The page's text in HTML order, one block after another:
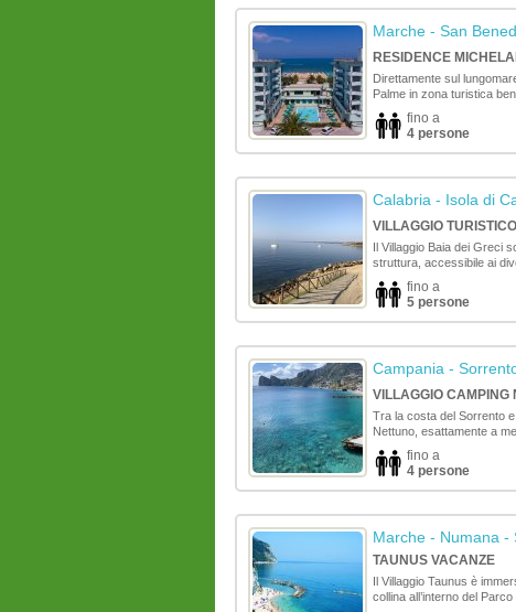
Marche- San
RESIDENCE
Direttamente sul
Palme in zona turistica
fino a
4 persone
Calabria - Isola di
VILLAGGIO
Il Villaggio Baia dei Greci
struttura, accessibile ai
fino a
5 persone
Campania -
VILLAGGIO CAMPING
Tra la costa del Sorrento
Nettuno, esattamente a
fino a
4 persone
Marche- Numana -
TAUNUS VACANZE
Il Villaggio Taunus è
collina all’interno del Parco